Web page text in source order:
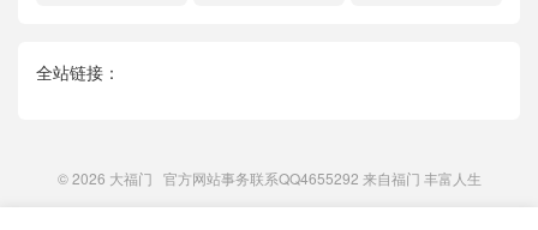
全站链接：
© 2026 大福门 官方网站事务联系QQ4655292 来自福门 丰富人生